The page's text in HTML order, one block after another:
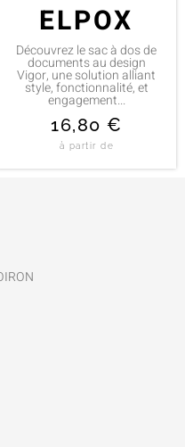
ELPOX
Découvrez le sac à dos de
documents au design
Vigor, une solution alliant
style, fonctionnalité, et
engagement...
16,80 €
à partir de